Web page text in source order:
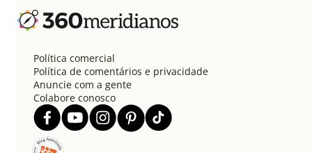
Política comercial
Política de comentários e privacidade
Anuncie com a gente
Colabore conosco